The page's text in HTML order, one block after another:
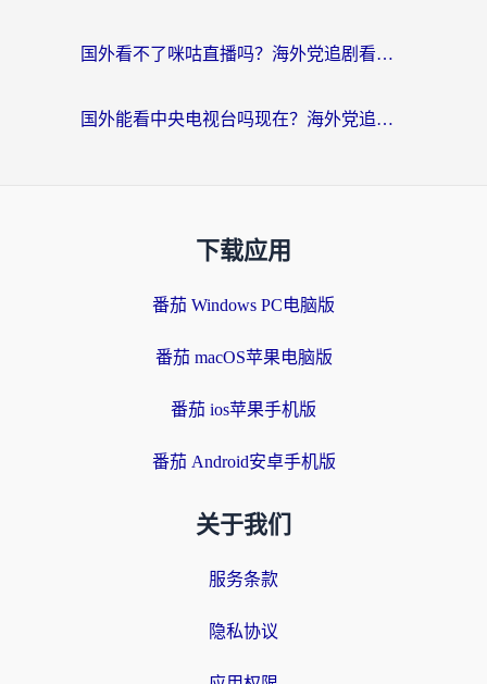
国外看不了咪咕直播吗？海外党追剧看片的加速器选择指南
国外能看中央电视台吗现在？海外党追剧看央视的实用指南
下载应用
番茄 Windows PC电脑版
番茄 macOS苹果电脑版
番茄 ios苹果手机版
番茄 Android安卓手机版
关于我们
服务条款
隐私协议